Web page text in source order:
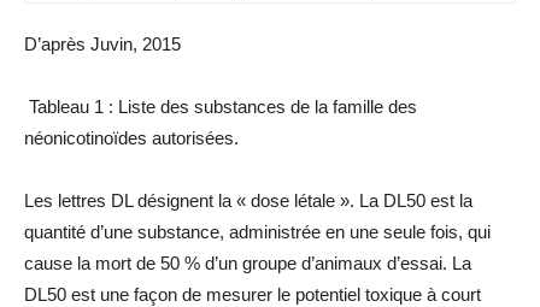
D’après Juvin, 2015
Tableau 1 : Liste des substances de la famille des
néonicotinoïdes autorisées.
Les lettres DL désignent la « dose létale ». La DL50 est la
quantité d’une substance, administrée en une seule fois, qui
cause la mort de 50 % d’un groupe d’animaux d’essai. La
DL50 est une façon de mesurer le potentiel toxique à court